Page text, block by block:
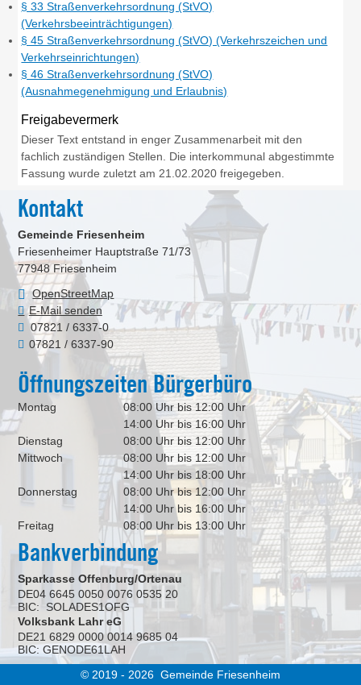
§ 33 Straßenverkehrsordnung (StVO)
(Verkehrsbeeinträchtigungen)
§ 45 Straßenverkehrsordnung (StVO) (Verkehrszeichen und
Verkehrseinrichtungen)
§ 46 Straßenverkehrsordnung (StVO)
(Ausnahmegenehmigung und Erlaubnis)
Freigabevermerk
Dieser Text entstand in enger Zusammenarbeit mit den
fachlich zuständigen Stellen. Die interkommunal abgestimmte
Fassung wurde zuletzt am 21.02.2020 freigegeben.
Kontakt
Gemeinde Friesenheim
Friesenheimer Hauptstraße 71/73
77948 Friesenheim
OpenStreetMap
E-Mail senden
07821 / 6337-0
07821 / 6337-90
Öffnungszeiten Bürgerbüro
Montag
08:00 Uhr bis 12:00 Uhr
14:00 Uhr bis 16:00 Uhr
Dienstag
08:00 Uhr bis 12:00 Uhr
Mittwoch
08:00 Uhr bis 12:00 Uhr
14:00 Uhr bis 18:00 Uhr
Donnerstag
08:00 Uhr bis 12:00 Uhr
14:00 Uhr bis 16:00 Uhr
Freitag
08:00 Uhr bis 13:00 Uhr
Bankverbindung
Sparkasse Offenburg/Ortenau
DE04 6645 0050 0076 0535 20
BIC: SOLADES1OFG
Volksbank Lahr eG
DE21 6829 0000 0014 9685 04
BIC: GENODE61LAH
© 2019 - 2026 Gemeinde Friesenheim